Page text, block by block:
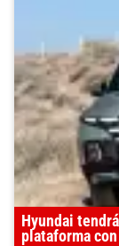
Hyundai
plataforma